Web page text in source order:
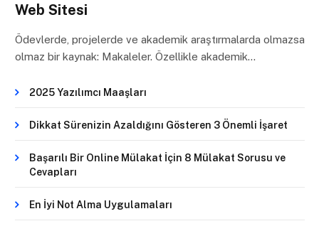
Web Sitesi
Ödevlerde, projelerde ve akademik araştırmalarda olmazsa
olmaz bir kaynak: Makaleler. Özellikle akademik…
2025 Yazılımcı Maaşları
Dikkat Sürenizin Azaldığını Gösteren 3 Önemli İşaret
Başarılı Bir Online Mülakat İçin 8 Mülakat Sorusu ve
Cevapları
En İyi Not Alma Uygulamaları